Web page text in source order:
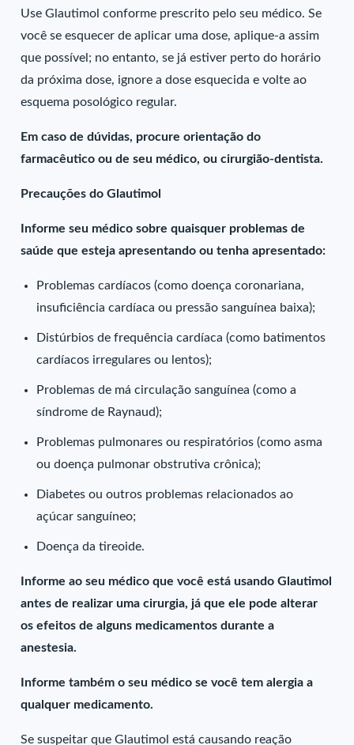
Use Glautimol conforme prescrito pelo seu médico. Se
você se esquecer de aplicar uma dose, aplique-a assim
que possível; no entanto, se já estiver perto do horário
da próxima dose, ignore a dose esquecida e volte ao
esquema posológico regular.
Em caso de dúvidas, procure orientação do
farmacêutico ou de seu médico, ou cirurgião-dentista.
Precauções do Glautimol
Informe seu médico sobre quaisquer problemas de
saúde que esteja apresentando ou tenha apresentado:
Problemas cardíacos (como doença coronariana,
insuficiência cardíaca ou pressão sanguínea baixa);
Distúrbios de frequência cardíaca (como batimentos
cardíacos irregulares ou lentos);
Problemas de má circulação sanguínea (como a
síndrome de Raynaud);
Problemas pulmonares ou respiratórios (como asma
ou doença pulmonar obstrutiva crônica);
Diabetes ou outros problemas relacionados ao
açúcar sanguíneo;
Doença da tireoide.
Informe ao seu médico que você está usando Glautimol
antes de realizar uma cirurgia, já que ele pode alterar
os efeitos de alguns medicamentos durante a
anestesia.
Informe também o seu médico se você tem alergia a
qualquer medicamento.
Se suspeitar que Glautimol está causando reação